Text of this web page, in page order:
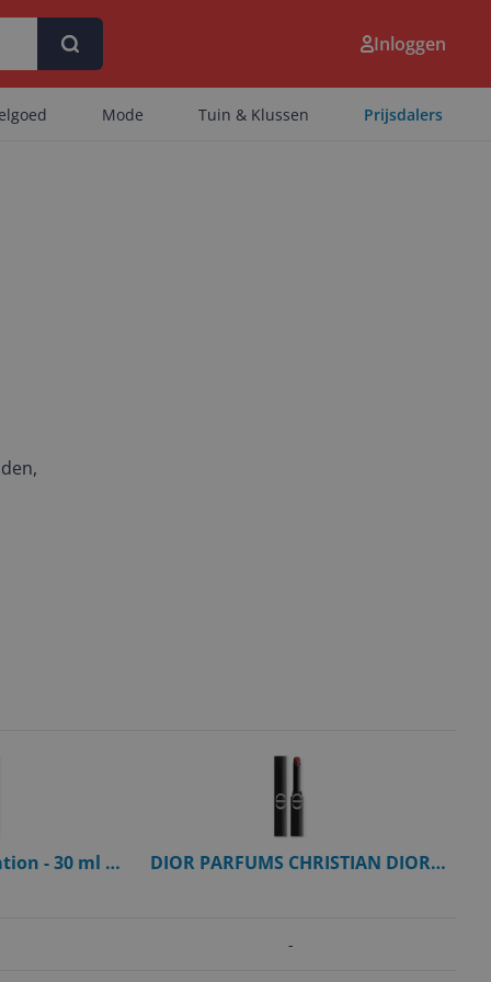
Inloggen
Mode Tuin & Klussen Prijsdalers
- 30 ml -
DIOR PARFUMS CHRISTIAN DIOR
-